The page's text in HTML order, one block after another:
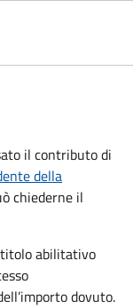
il contributo di
della
chiederne il
abilitativo
dovuto.